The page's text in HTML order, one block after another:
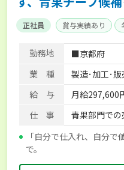
正社員 賞与実績あり
勤務地
■京都府
業 種
製造･加工･販
給 与
月給297,600
仕 事
青果部門で
「自分で仕入れ、自分
で。